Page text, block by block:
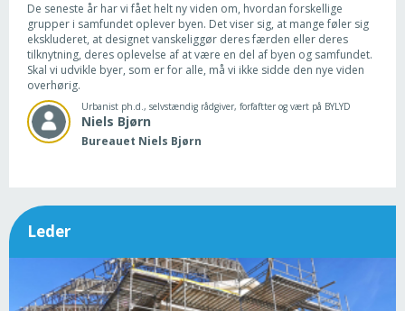
De seneste år har vi fået helt ny viden om, hvordan forskellige
grupper i samfundet oplever byen. Det viser sig, at mange føler sig
ekskluderet, at designet vanskeliggør deres færden eller deres
tilknytning, deres oplevelse af at være en del af byen og samfundet.
Skal vi udvikle byer, som er for alle, må vi ikke sidde den nye viden
overhørig.
Urbanist ph.d., selvstændig rådgiver, forfaftter og vært på BYLYD
Niels Bjørn
Bureauet Niels Bjørn
Leder